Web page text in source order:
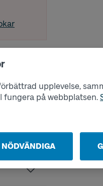
upplevelse,
på webbplatsen.